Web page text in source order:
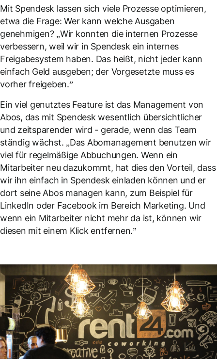
Mit Spendesk lassen sich viele Prozesse optimieren,
etwa die Frage: Wer kann welche Ausgaben
genehmigen? „Wir konnten die internen Prozesse
verbessern, weil wir in Spendesk ein internes
Freigabesystem haben. Das heißt, nicht jeder kann
einfach Geld ausgeben; der Vorgesetzte muss es
vorher freigeben.”
Ein viel genutztes Feature ist das Management von
Abos, das mit Spendesk wesentlich übersichtlicher
und zeitsparender wird - gerade, wenn das Team
ständig wächst. „Das Abomanagement benutzen wir
viel für regelmäßige Abbuchungen. Wenn ein
Mitarbeiter neu dazukommt, hat dies den Vorteil, dass
wir ihn einfach in Spendesk einladen können und er
dort seine Abos managen kann, zum Beispiel für
LinkedIn oder Facebook im Bereich Marketing. Und
wenn ein Mitarbeiter nicht mehr da ist, können wir
diesen mit einem Klick entfernen.”